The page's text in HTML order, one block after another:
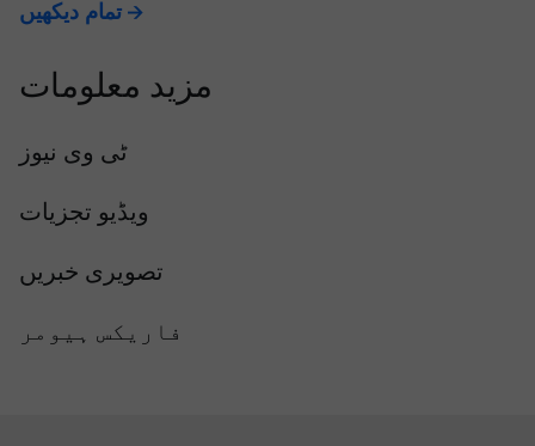
تمام دیکھیں
مزید معلومات
ٹی وی نیوز
ویڈیو تجزیات
تصویری خبریں
فاریکس ہیومر